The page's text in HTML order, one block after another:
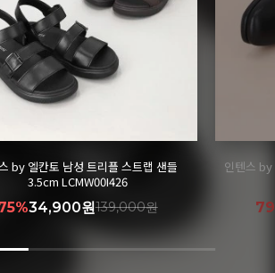
by 엘칸토 남성 트리플 스트랩 샌들
3.5cm LCMW00I426
34,900원139,000원
인텐스 by